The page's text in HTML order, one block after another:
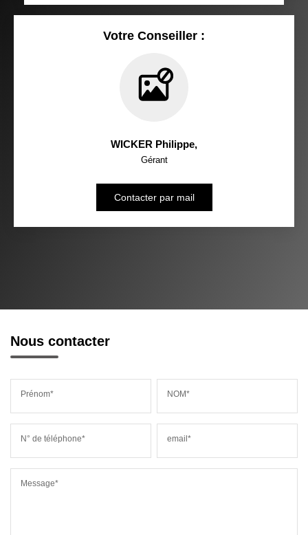
Votre Conseiller :
WICKER Philippe,
Gérant
Contacter par mail
Nous contacter
Prénom* NOM*
N° de téléphone* email*
Message*